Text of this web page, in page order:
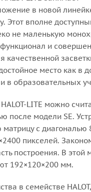
в новой
Этот вполне
не маленькую
и
качественной
место как в
и в образовательных
LITE можно
после модели SE.
матрицу с
пикселей.
построения. В этой
192×120×200 мм.
в семействе